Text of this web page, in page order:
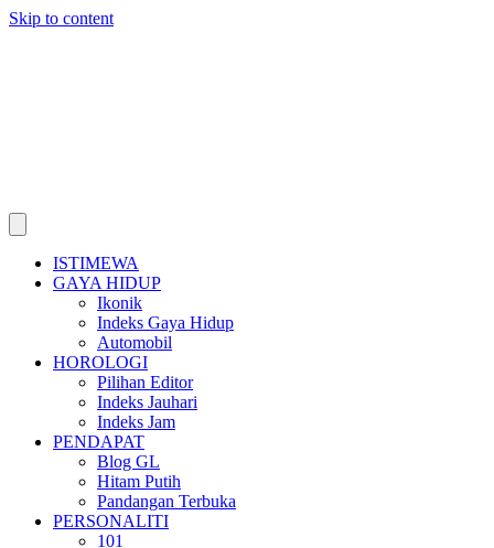
Skip to content
ISTIMEWA
GAYA HIDUP
Ikonik
Indeks Gaya Hidup
Automobil
HOROLOGI
Pilihan Editor
Indeks Jauhari
Indeks Jam
PENDAPAT
Blog GL
Hitam Putih
Pandangan Terbuka
PERSONALITI
101